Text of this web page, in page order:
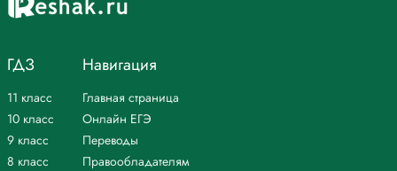
ГДЗ
11 класс
10 класс
9 класс
8 класс
Навигация
Главная страница
Онлайн ЕГЭ
Переводы
Правообладателям